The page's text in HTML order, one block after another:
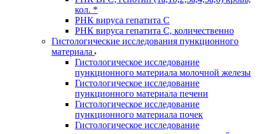
кол. *
РНК вируса гепатита C
РНК вируса гепатита C, количественно
Гистологические исследования пункционного
материала
Гистологическое исследование
пункционного материала молочной железы
Гистологическое исследование
пункционного материала печени
Гистологическое исследование
пункционного материала почек
Гистологическое исследование